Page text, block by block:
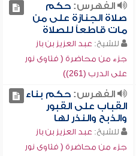
الفهرس:حكم
صلاة الجنازة على من
مات قاطعاً للصلاة
للشيخ: عبد العزيز بن باز
جزء من محاضرة ( فتاوى نور
على الدرب (261))
الفهرس:حكم بناء
القباب على القبور
والذبح والنذر لها
للشيخ: عبد العزيز بن باز
جزء من محاضرة ( فتاوى نور